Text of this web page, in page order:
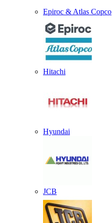
Epiroc & Atlas Copco
Hitachi
Hyundai
JCB